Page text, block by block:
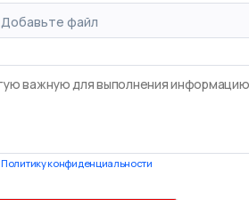
Добавьте файл
Политику конфиденциальности